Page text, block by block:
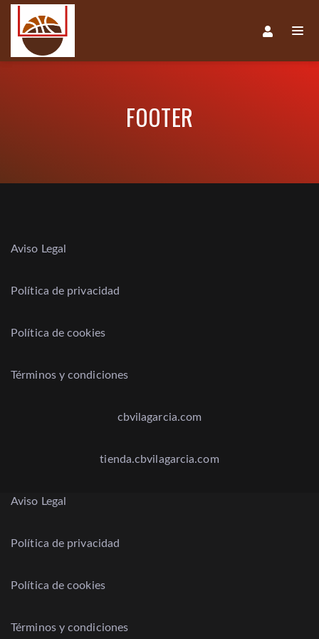
FOOTER
Aviso Legal
Política de privacidad
Política de cookies
Términos y condiciones
cbvilagarcia.com
tienda.cbvilagarcia.com
Aviso Legal
Política de privacidad
Política de cookies
Términos y condiciones